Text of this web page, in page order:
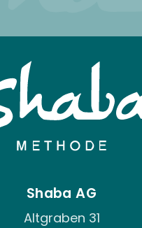
Shaba AG
Altgraben 31